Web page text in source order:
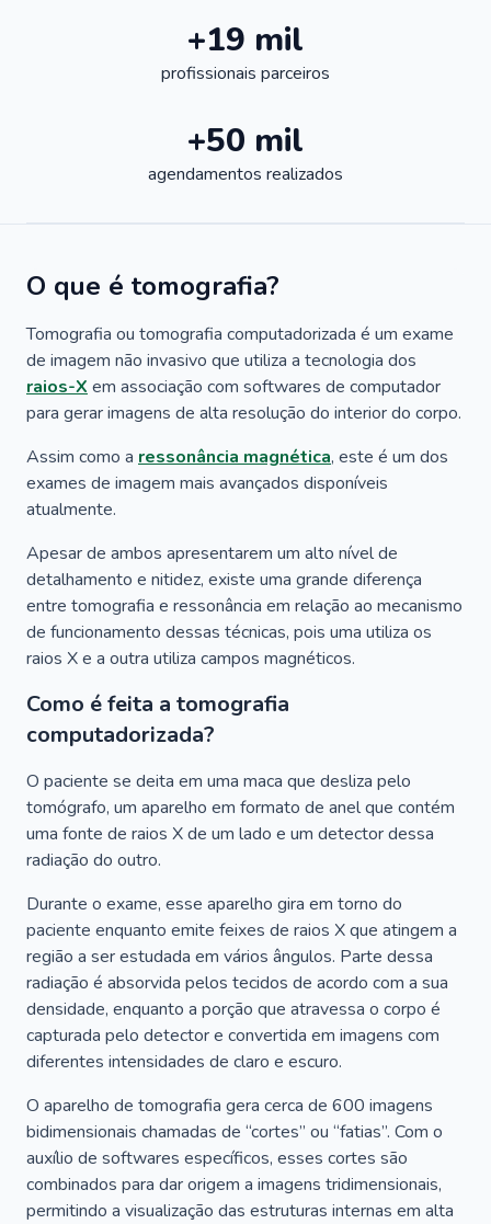
+19 mil
profissionais parceiros
+50 mil
agendamentos realizados
O que é tomografia?
Tomografia ou tomografia computadorizada é um exame
de imagem não invasivo que utiliza a tecnologia dos
raios-X em associação com softwares de computador
para gerar imagens de alta resolução do interior do corpo.
Assim como a ressonância magnética, este é um dos
exames de imagem mais avançados disponíveis
atualmente.
Apesar de ambos apresentarem um alto nível de
detalhamento e nitidez, existe uma grande diferença
entre tomografia e ressonância em relação ao mecanismo
de funcionamento dessas técnicas, pois uma utiliza os
raios X e a outra utiliza campos magnéticos.
Como é feita a tomografia
computadorizada?
O paciente se deita em uma maca que desliza pelo
tomógrafo, um aparelho em formato de anel que contém
uma fonte de raios X de um lado e um detector dessa
radiação do outro.
Durante o exame, esse aparelho gira em torno do
paciente enquanto emite feixes de raios X que atingem a
região a ser estudada em vários ângulos. Parte dessa
radiação é absorvida pelos tecidos de acordo com a sua
densidade, enquanto a porção que atravessa o corpo é
capturada pelo detector e convertida em imagens com
diferentes intensidades de claro e escuro.
O aparelho de tomografia gera cerca de 600 imagens
bidimensionais chamadas de “cortes” ou “fatias”. Com o
auxílio de softwares específicos, esses cortes são
combinados para dar origem a imagens tridimensionais,
permitindo a visualização das estruturas internas em alta